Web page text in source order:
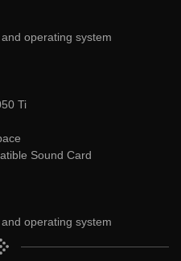
operating system
Ti
Sound Card
operating system